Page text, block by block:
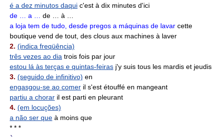
é a dez minutos daqui c'est à dix minutes d'ici
de … a … de … à …
a loja tem de tudo, desde pregos a máquinas de lavar cette
boutique vend de tout, des clous aux machines à laver
2. (indica freqüência)
três vezes ao dia trois fois par jour
estou lá às terças e quintas-feiras j'y suis tous les mardis et jeudis
3. (seguido de infinitivo) en
engasgou-se ao comer il s'est étouffé en mangeant
partiu a chorar il est parti en pleurant
4. (em locuções)
a não ser que à moins que
* * *